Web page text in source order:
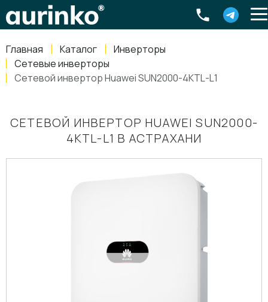
Главная Каталог
Инверторы
Сетевые инверторы
Сетевой инвертор Huawei SUN2000-4KTL-L1
СЕТЕВОЙ ИНВЕРТОР HUAWEI SUN2000-
4KTL-L1 В АСТРАХАНИ
Россия, Свердловская область Екатеринбург ,
8-800-770-79-40